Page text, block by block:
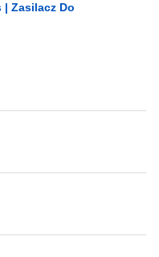
| Zasilacz Do